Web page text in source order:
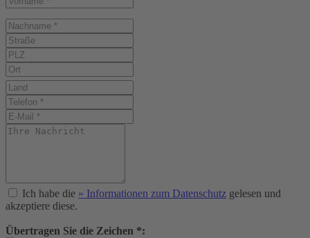
Ich habe die » Informationen zum Datenschutz gelesen und
akzeptiere diese.
Übertragen Sie die Zeichen *: